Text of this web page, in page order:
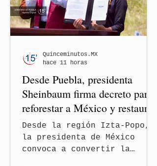
convertirse en una
restricción al ejercicio
informativo.
Desde Puebla, presidenta
Sheinbaum firma decreto para
reforestar a México y restaurar
ecosistemas
Desde la región Izta-Popo,
la presidenta de México
convoca a convertir la
Quinceminutos.MX
hace 11 horas